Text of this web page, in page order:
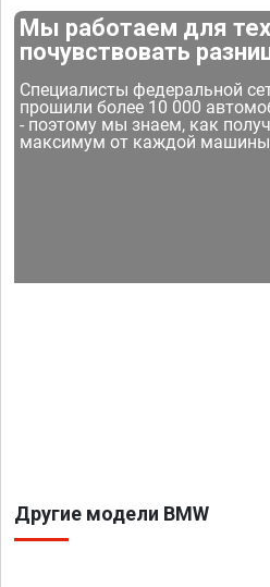
Мы работаем для
почувствовать
Специалисты федеральной
прошили более 10 000
- поэтому мы знаем, как
максимум от каждой
Другие модели BMW